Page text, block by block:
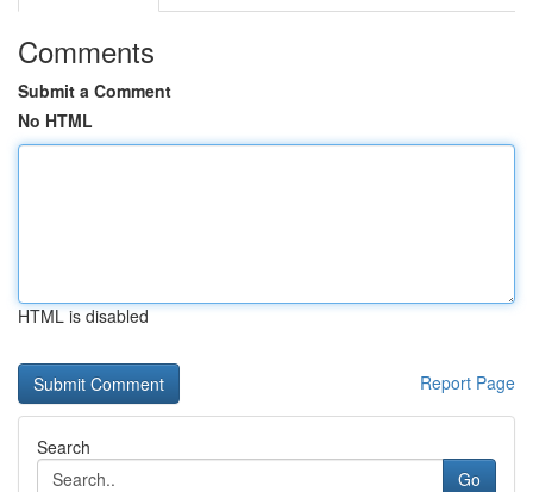
Comments
Submit a Comment
No HTML
HTML is disabled
Report Page
Search
Go